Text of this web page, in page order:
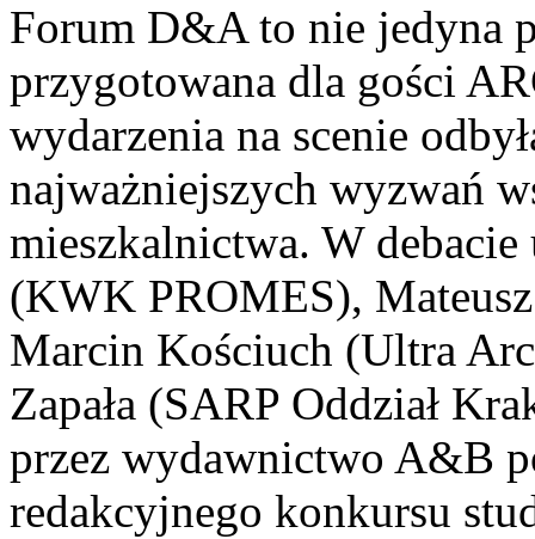
Forum D&A to nie jedyna
przygotowana dla gości
wydarzenia na scenie
najważniejszych wyzwań
mieszkalnictwa. W
(KWK PROMES),
Marcin Kościuch (Ultra
Zapała (SARP Oddział
przez wydawnictwo A&B
redakcyjnego konkursu